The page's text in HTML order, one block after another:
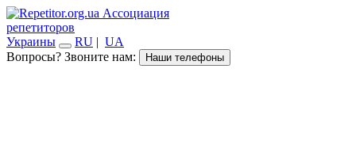
Ассоциация
репетиторов
Украины
RU | UA
Вопросы? Звоните нам:
Наши телефоны